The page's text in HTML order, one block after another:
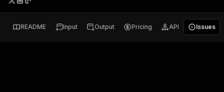
README Input Output Pricing API Issues